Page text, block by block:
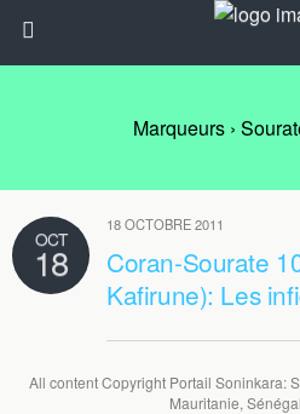
Marqueurs ›
OCT
18
18 OCTOBRE 2011
Coran-Sourate
Kafirune): Les
All content Copyright Portail Soninkara:
Mauritanie,